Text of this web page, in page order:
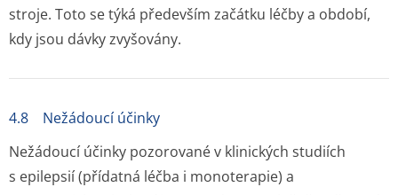
stroje. Toto se týká především začátku léčby a období,
kdy jsou dávky zvyšovány.
4.8 Nežádoucí účinky
Nežádoucí účinky pozorované v klinických studiích
s epilepsií (přídatná léčba i monoterapie) a